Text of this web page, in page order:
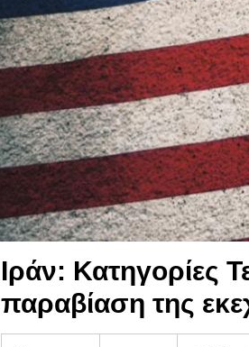
Ιράν: Κατηγορίες
παραβίαση της